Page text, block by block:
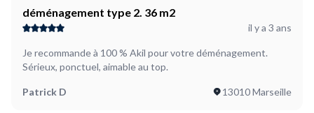
déménagement type 2. 36 m2
il y a 3 ans
Je recommande à 100 % Akil pour votre déménagement.
Sérieux, ponctuel, aimable au top.
Patrick D 13010 Marseille